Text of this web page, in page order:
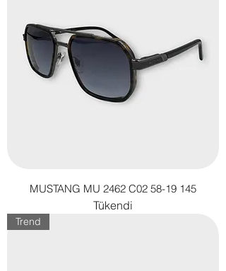
MUSTANG MU 2462 C02 58-19 145
Tükendi
Trend